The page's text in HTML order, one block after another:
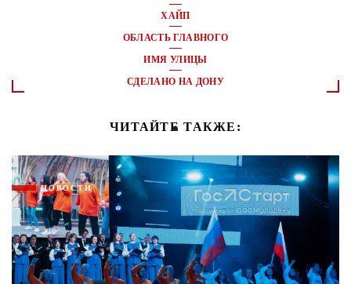
ХАЙП
ОБЛАСТЬ ГЛАВНОГО
ИМЯ УЛИЦЫ
СДЕЛАНО НА ДОНУ
ЧИТАЙТЕ ТАКЖЕ:
НОВОСТИ